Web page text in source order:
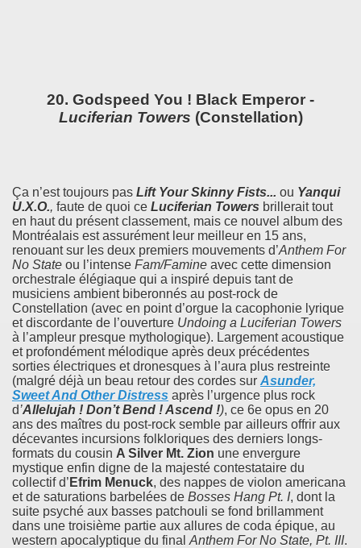
20. Godspeed You ! Black Emperor -
Luciferian Towers (Constellation)
Ça n’est toujours pas Lift Your Skinny Fists... ou Yanqui
U.X.O., faute de quoi ce Luciferian Towers brillerait tout
en haut du présent classement, mais ce nouvel album des
Montréalais est assurément leur meilleur en 15 ans,
renouant sur les deux premiers mouvements d’Anthem For
No State ou l’intense Fam/Famine avec cette dimension
orchestrale élégiaque qui a inspiré depuis tant de
musiciens ambient biberonnés au post-rock de
Constellation (avec en point d’orgue la cacophonie lyrique
et discordante de l’ouverture Undoing a Luciferian Towers
à l’ampleur presque mythologique). Largement acoustique
et profondément mélodique après deux précédentes
sorties électriques et dronesques à l’aura plus restreinte
(malgré déjà un beau retour des cordes sur Asunder,
Sweet And Other Distress après l’urgence plus rock
d’Allelujah ! Don’t Bend ! Ascend !), ce 6e opus en 20
ans des maîtres du post-rock semble par ailleurs offrir aux
décevantes incursions folkloriques des derniers longs-
formats du cousin A Silver Mt. Zion une envergure
mystique enfin digne de la majesté contestataire du
collectif d’ Efrim Menuck, des nappes de violon americana
et de saturations barbelées de Bosses Hang Pt. I, dont la
suite psyché aux basses patchouli se fond brillamment
dans une troisième partie aux allures de coda épique, au
western apocalyptique du final Anthem For No State, Pt. III.